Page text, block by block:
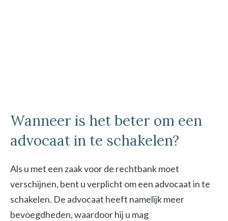
Wanneer is het beter om een
advocaat in te schakelen?
Als u met een zaak voor de rechtbank moet
verschijnen, bent u verplicht om een advocaat in te
schakelen. De advocaat heeft namelijk meer
bevoegdheden, waardoor hij u mag